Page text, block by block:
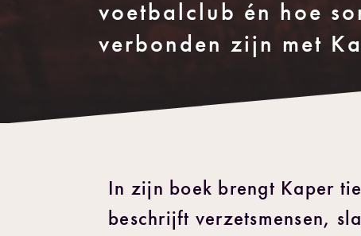
voetbalclub én hoe
verbonden zijn met
In zijn boek brengt Kaper
beschrijft verzetsmensen,